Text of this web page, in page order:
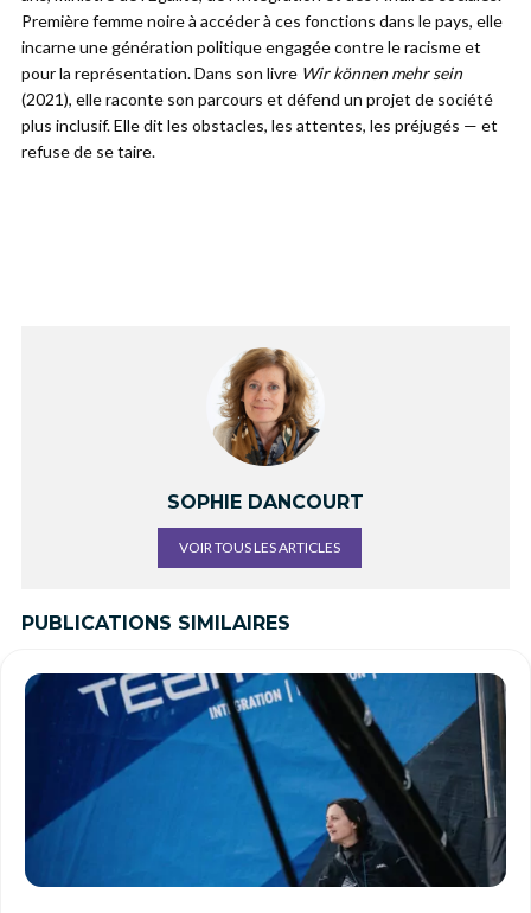
Première femme noire à accéder à ces fonctions dans le pays, elle
incarne une génération politique engagée contre le racisme et
pour la représentation. Dans son livre Wir können mehr sein
(2021), elle raconte son parcours et défend un projet de société
plus inclusif. Elle dit les obstacles, les attentes, les préjugés — et
refuse de se taire.
SOPHIE DANCOURT
VOIR TOUS LES ARTICLES
PUBLICATIONS SIMILAIRES